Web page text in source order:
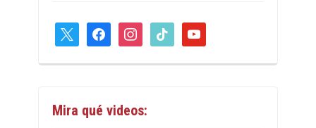
facebookinstagram
tiktok youtube
Mira qué videos: